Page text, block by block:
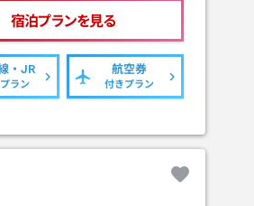
宿泊プランを見る
・JR
ラン
航空券
付きプラン